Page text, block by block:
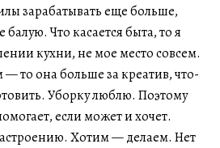
зарабатывать еще больше,
Что касается быта, то я
кухни, не мое место совсем.
— то она больше за креатив, что-
Уборку люблю. Поэтому
если может и хочет.
Хотим — делаем. Нет